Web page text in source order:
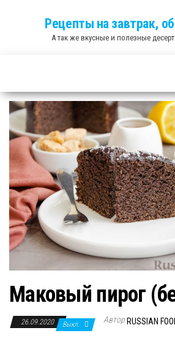
Рецепты на завтрак,
А так же вкусные и полезные
Маковый пирог
26.09.2020 Выкл. Автор RUSSIAN